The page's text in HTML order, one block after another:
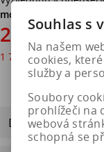
montáž.
2 070 Kč
1 711 Kčbez DPH
Dotaz na výrobek
Souhlas s
Na našem
cookies,
služby a
Soubory
prohlížeči na
webová
schopná se